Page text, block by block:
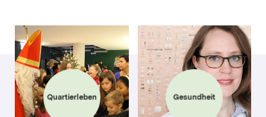
Quartierleben Gesundheit